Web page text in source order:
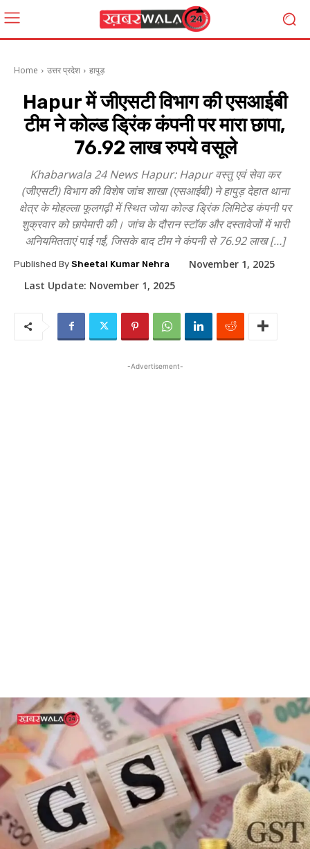
Home उत्तर प्रदेश हापुड़
Hapur में जीएसटी विभाग की एसआईबी
टीम ने कोल्ड ड्रिंक कंपनी पर मारा छापा,
76.92 लाख रुपये वसूले
Khabarwala 24 News Hapur: Hapur वस्तु एवं सेवा कर
(जीएसटी) विभाग की विशेष जांच शाखा (एसआईबी) ने हापुड़ देहात थाना
क्षेत्र के मोहल्ला फूलगढ़ी में स्थित जोया कोल्ड ड्रिंक लिमिटेड कंपनी पर
शुक्रवार को छापेमारी की। जांच के दौरान स्टॉक और दस्तावेजों में भारी
अनियमितताएं पाई गईं, जिसके बाद टीम ने कंपनी से 76.92 लाख […]
Published By Sheetal Kumar Nehra
November 1, 2025
Last Update: November 1, 2025
-Advertisement-